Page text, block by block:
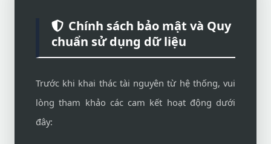
Chính sách bảo mật và Quy
chuẩn sử dụng dữ liệu
Trước khi khai thác tài nguyên từ hệ thống, vui
lòng tham khảo các cam kết hoạt động dưới
đây: